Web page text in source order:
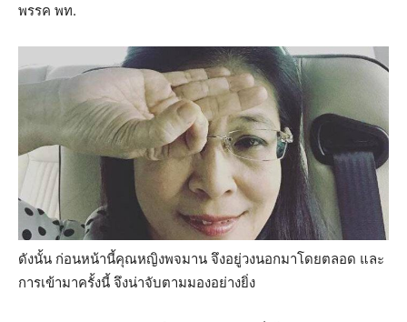
พรรค พท.
ดังนั้น ก่อนหน้านี้คุณหญิงพจมาน จึงอยู่วงนอกมาโดยตลอด และ
การเข้ามาครั้งนี้ จึงน่าจับตามมองอย่างยิ่ง